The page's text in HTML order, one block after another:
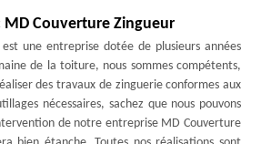
MD Couverture Zingueur
une entreprise dotée de plusieurs années
de la toiture, nous sommes compétents,
des travaux de zinguerie conformes aux
nécessaires, sachez que nous pouvons
de notre entreprise MD Couverture